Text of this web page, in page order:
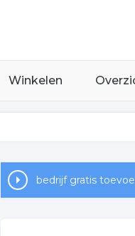
Winkelen
bedrijf gratis